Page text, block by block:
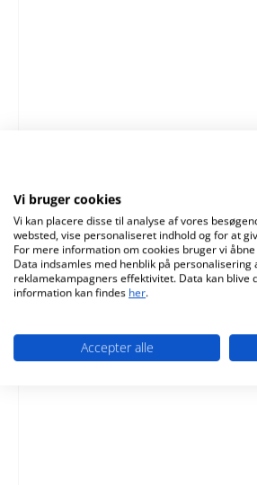
Vi bruger cookies
Vi kan placere disse til analyse af vores
websted, vise personaliseret indhold og for at
For mere information om cookies bruger vi
Data indsamles med henblik på
reklamekampagners effektivitet. Data kan blive
information kan findes her.
Accepter alle